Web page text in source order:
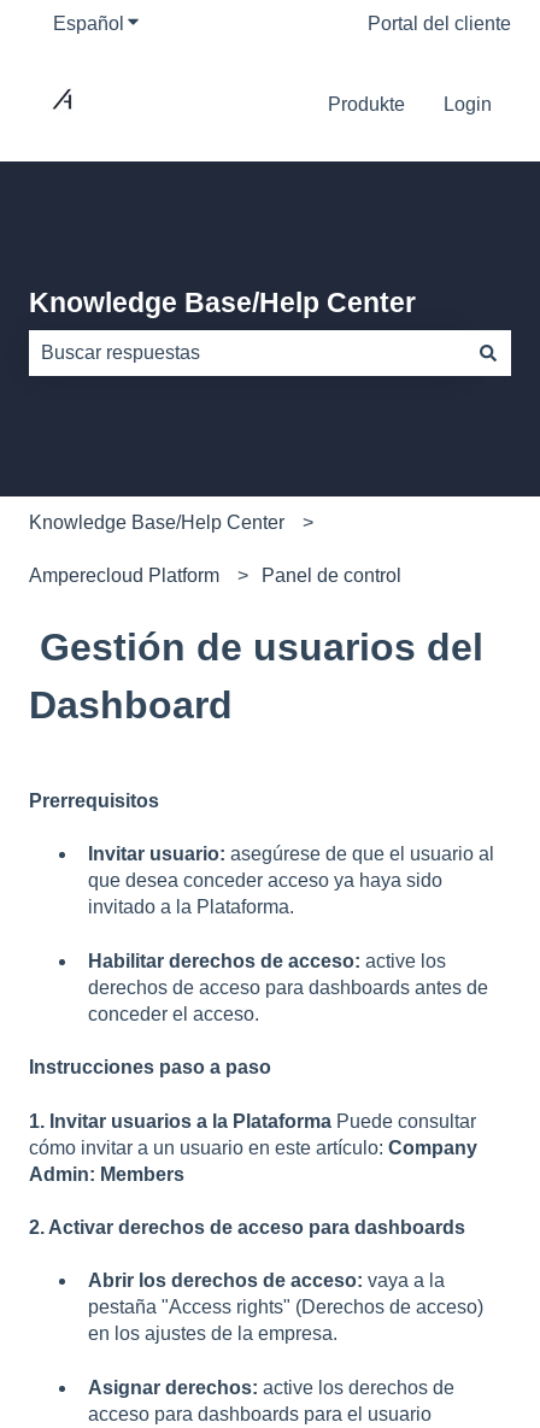
Español Traducciones de Mostrar submenú de
Portal del cliente
Produkte Login
Knowledge Base/Help Center
Knowledge Base/Help Center
Amperecloud Platform Panel de control
Gestión de usuarios del
Dashboard
Prerrequisitos
Invitar usuario: asegúrese de que el usuario al
que desea conceder acceso ya haya sido
invitado a la Plataforma.
Habilitar derechos de acceso: active los
derechos de acceso para dashboards antes de
conceder el acceso.
Instrucciones paso a paso
1. Invitar usuarios a la Plataforma Puede consultar
cómo invitar a un usuario en este artículo: Company
Admin: Members
2. Activar derechos de acceso para dashboards
Abrir los derechos de acceso: vaya a la
pestaña "Access rights" (Derechos de acceso)
en los ajustes de la empresa.
Asignar derechos: active los derechos de
acceso para dashboards para el usuario